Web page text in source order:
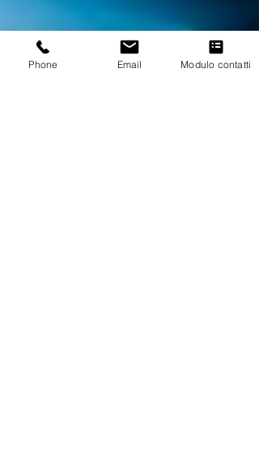
Phone Email Modulo contatti